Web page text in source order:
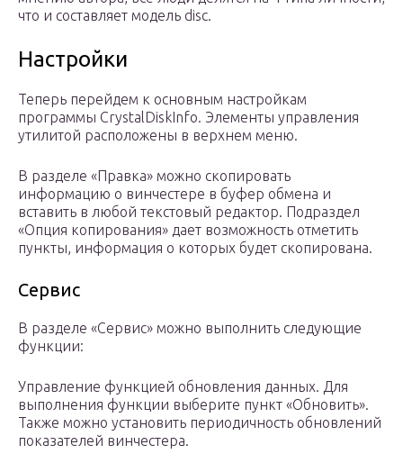
что и составляет модель disc.
Настройки
Теперь перейдем к основным настройкам
программы CrystalDiskInfo. Элементы управления
утилитой расположены в верхнем меню.
В разделе «Правка» можно скопировать
информацию о винчестере в буфер обмена и
вставить в любой текстовый редактор. Подраздел
«Опция копирования» дает возможность отметить
пункты, информация о которых будет скопирована.
Сервис
В разделе «Сервис» можно выполнить следующие
функции:
Управление функцией обновления данных. Для
выполнения функции выберите пункт «Обновить».
Также можно установить периодичность обновлений
показателей винчестера.